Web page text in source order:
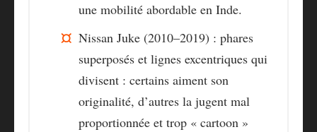
une mobilité abordable en Inde.
Nissan Juke (2010–2019) : phares
superposés et lignes excentriques qui
divisent : certains aiment son
originalité, d’autres la jugent mal
proportionnée et trop « cartoon »